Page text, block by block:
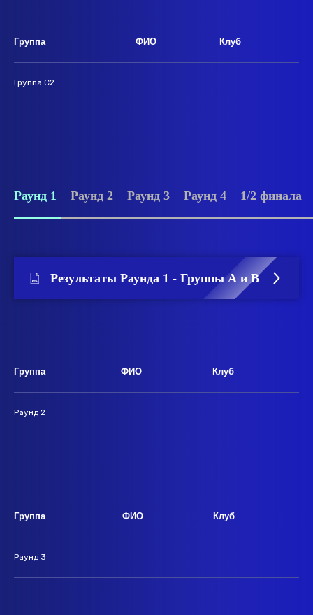
Группа ФИО Клуб
Группа C2
Раунд 1 Раунд 2 Раунд 3 Раунд 4 1/2 финала
Результаты Раунда 1 - Группы А и В
Группа ФИО Клуб
Раунд 2
Группа ФИО Клуб
Раунд 3